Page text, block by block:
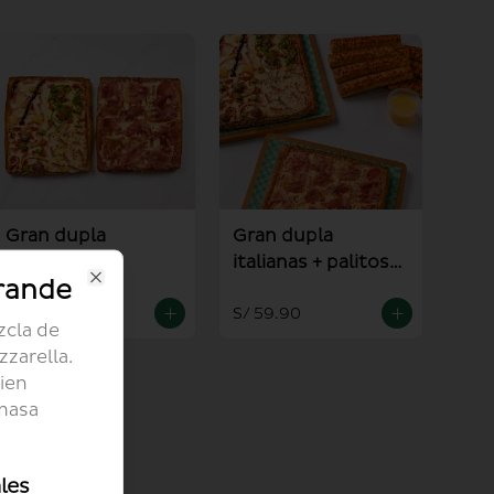
Gran dupla
Gran dupla
italianas + palitos +
S/ 59.90
de